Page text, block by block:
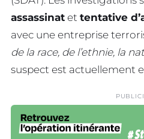
assassinat et tentative
avec une entreprise
de la race, de l’ethnie, la
suspect est actuellement